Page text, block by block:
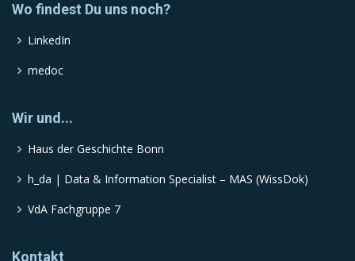
Wo findest Du uns noch?
LinkedIn
medoc
Wir und...
Haus der Geschichte Bonn
h_da | Data & Information Specialist – MAS (WissDok)
VdA Fachgruppe 7
Kontakt